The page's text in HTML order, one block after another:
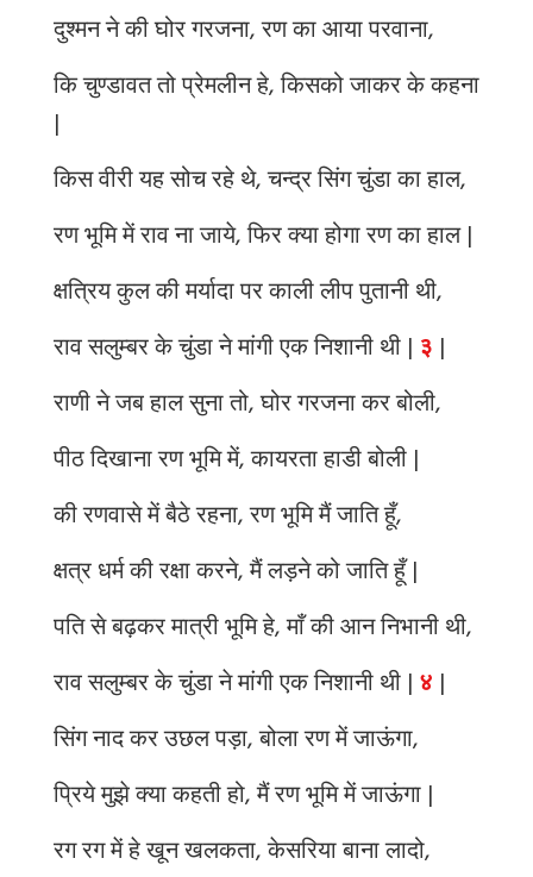
दुश्मन ने की घोर गरजना, रण का आया परवाना,
कि चुण्डावत तो प्रेमलीन हे, किसको जाकर के कहना
|
किस वीरी यह सोच रहे थे, चन्द्र सिंग चुंडा का हाल,
रण भूमि में राव ना जाये, फिर क्या होगा रण का हाल |
क्षत्रिय कुल की मर्यादा पर काली लीप पुतानी थी,
राव सलुम्बर के चुंडा ने मांगी एक निशानी थी | ३ |
राणी ने जब हाल सुना तो, घोर गरजना कर बोली,
पीठ दिखाना रण भूमि में, कायरता हाडी बोली |
की रणवासे में बैठे रहना, रण भूमि मैं जाति हूँ,
क्षत्र धर्म की रक्षा करने, मैं लड़ने को जाति हूँ |
पति से बढ़कर मात्री भूमि हे, माँ की आन निभानी थी,
राव सलुम्बर के चुंडा ने मांगी एक निशानी थी |४ |
सिंग नाद कर उछल पड़ा, बोला रण में जाऊंगा,
प्रिये मुझे क्या कहती हो, मैं रण भूमि में जाऊंगा |
रग रग में हे खून खलकता, केसरिया बाना लादो,